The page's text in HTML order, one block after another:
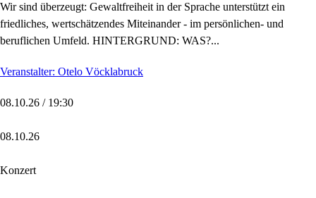
Wir sind überzeugt: Gewaltfreiheit in der Sprache unterstützt ein
friedliches, wertschätzendes Miteinander - im persönlichen- und
beruflichen Umfeld. HINTERGRUND: WAS?...
Veranstalter: Otelo Vöcklabruck
08.10.26 / 19:30
08.10.26
Konzert